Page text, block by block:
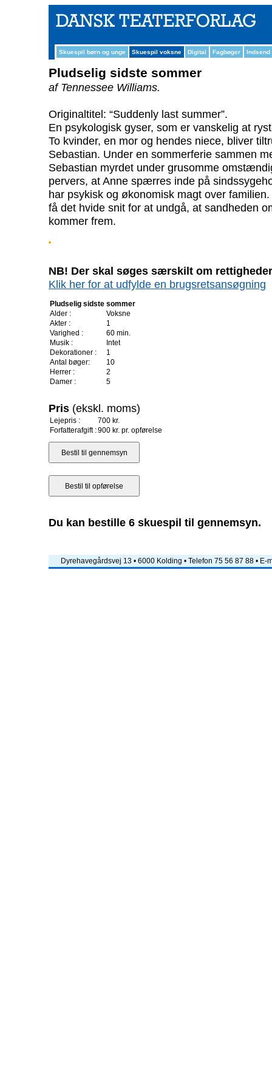
Skuespil børn og unge Skuespil voksne Digital Fagbøger Indsend
Pludselig sidste sommer
af Tennessee Williams.
Originaltitel: “Suddenly last summer”.
En psykologisk gyser, som er vanskelig at
To kvinder, en mor og hendes niece, bliver
Sebastian. Under en sommerferie sammen
Sebastian myrdet under grusomme
pervers, at Anne spærres inde på
har psykisk og økonomisk magt over
få det hvide snit for at undgå, at sandheden
kommer frem.
NB! Der skal søges særskilt om
Klik her for at udfylde en brugsretsansøgning
Pludselig sidste sommer
Alder :
Voksne
Akter :
1
Varighed :
60 min.
Musik :
Intet
Dekorationer :
1
Antal bøger:
10
Herrer :
2
Damer :
5
Pris (ekskl. moms)
Lejepris :
700 kr.
Forfatterafgift :900 kr. pr. opførelse
Du kan bestille 6 skuespil til gennemsyn.
Dyrehavegårdsvej 13 • 6000 Kolding • Telefon 75 56 87 88 • E-